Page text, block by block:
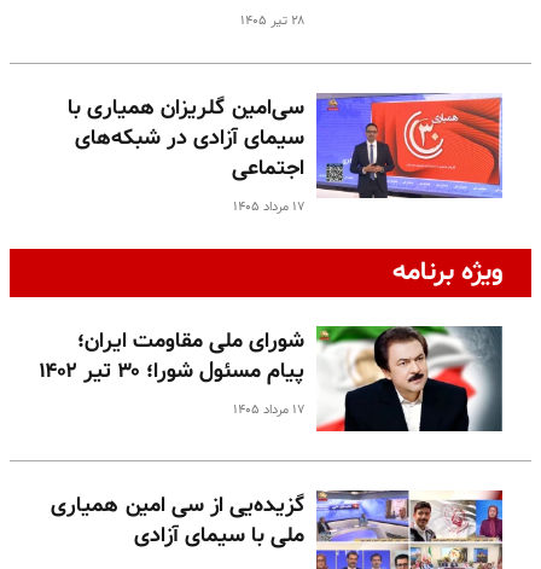
۲۸ تیر ۱۴۰۵
سی‌امین گلریزان همیاری با
سیمای آزادی در شبکه‌های
اجتماعی
۱۷ مرداد ۱۴۰۵
ویژه برنامه
شورای ملی مقاومت ایران؛
پیام مسئول شورا؛ ۳۰ تیر ۱۴۰۲
۱۷ مرداد ۱۴۰۵
گزیده‌یی از سی امین همیاری
ملی با سیمای آزادی